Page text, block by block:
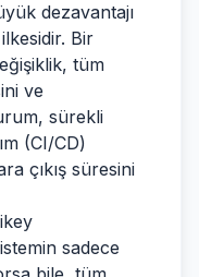
dezavantajı
Bir
tüm
ve
sürekli
(CI/CD)
çıkış süresini
sadece